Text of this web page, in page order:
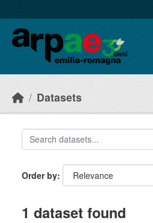
Datasets
Order by
1 dataset found